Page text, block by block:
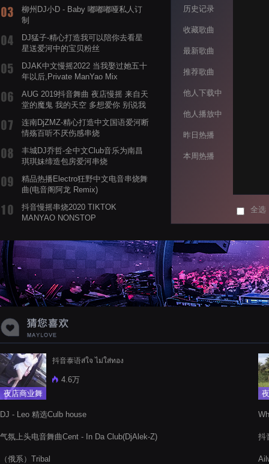
柳州DJ小D - Baby 嘟嘟嘟哑私人订
制
DJ猛子-精心打造我可以陪你去看星
星送爱河中的宝贝粉丝
DJAK中文慢摇2022 当我娶过她五十
年以后,Private ManYao Mix
AUG 2019抖音舞曲 夜店慢摇 来自天
堂的魔鬼 我的天空 多想爱你 别说我
连南DjZMZ-精心打造中文国语爱河断
情殇百听不厌伤感串烧
丰城DJ乔哲-全中文Club音乐为南昌
琪琪妹缔造包房爱河串烧
精品热播Electro狂野中文电音串烧舞
曲(电音阁阿龙 Remix)
抖音慢摇串烧2020 TIKTOK
MANYAO NONSTOP
蝉爸爸妈妈爱存在夏天的风是想你的
声音啊
历史记录
收藏歌曲
最新歌曲
推荐歌曲
他人下载中
他人播放中
昨日热播
本周热播
全选
夜店商业舞
抖音泰语ส่ใจ ไม่ใส่ทอง
4.6万
DJ - Leo 精选Culb house
气氛上头电音舞曲Cent - In Da Club(DjAlek-Z)
（俄系）Tribal
抖